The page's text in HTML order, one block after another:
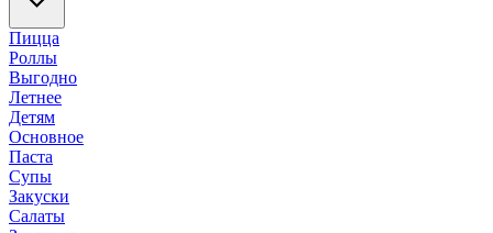
Пицца
Роллы
Выгодно
Летнее
Детям
Основное
Паста
Супы
Закуски
Салаты